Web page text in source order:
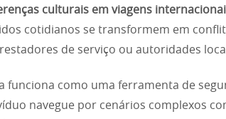
culturais em viagens
cotidianos se transformem em
de serviço ou autoridades
funciona como uma ferramenta de
navegue por cenários complexos